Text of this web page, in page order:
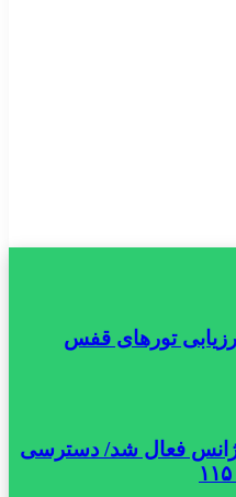
تورهای قفس
فعال شد/ دسترسی